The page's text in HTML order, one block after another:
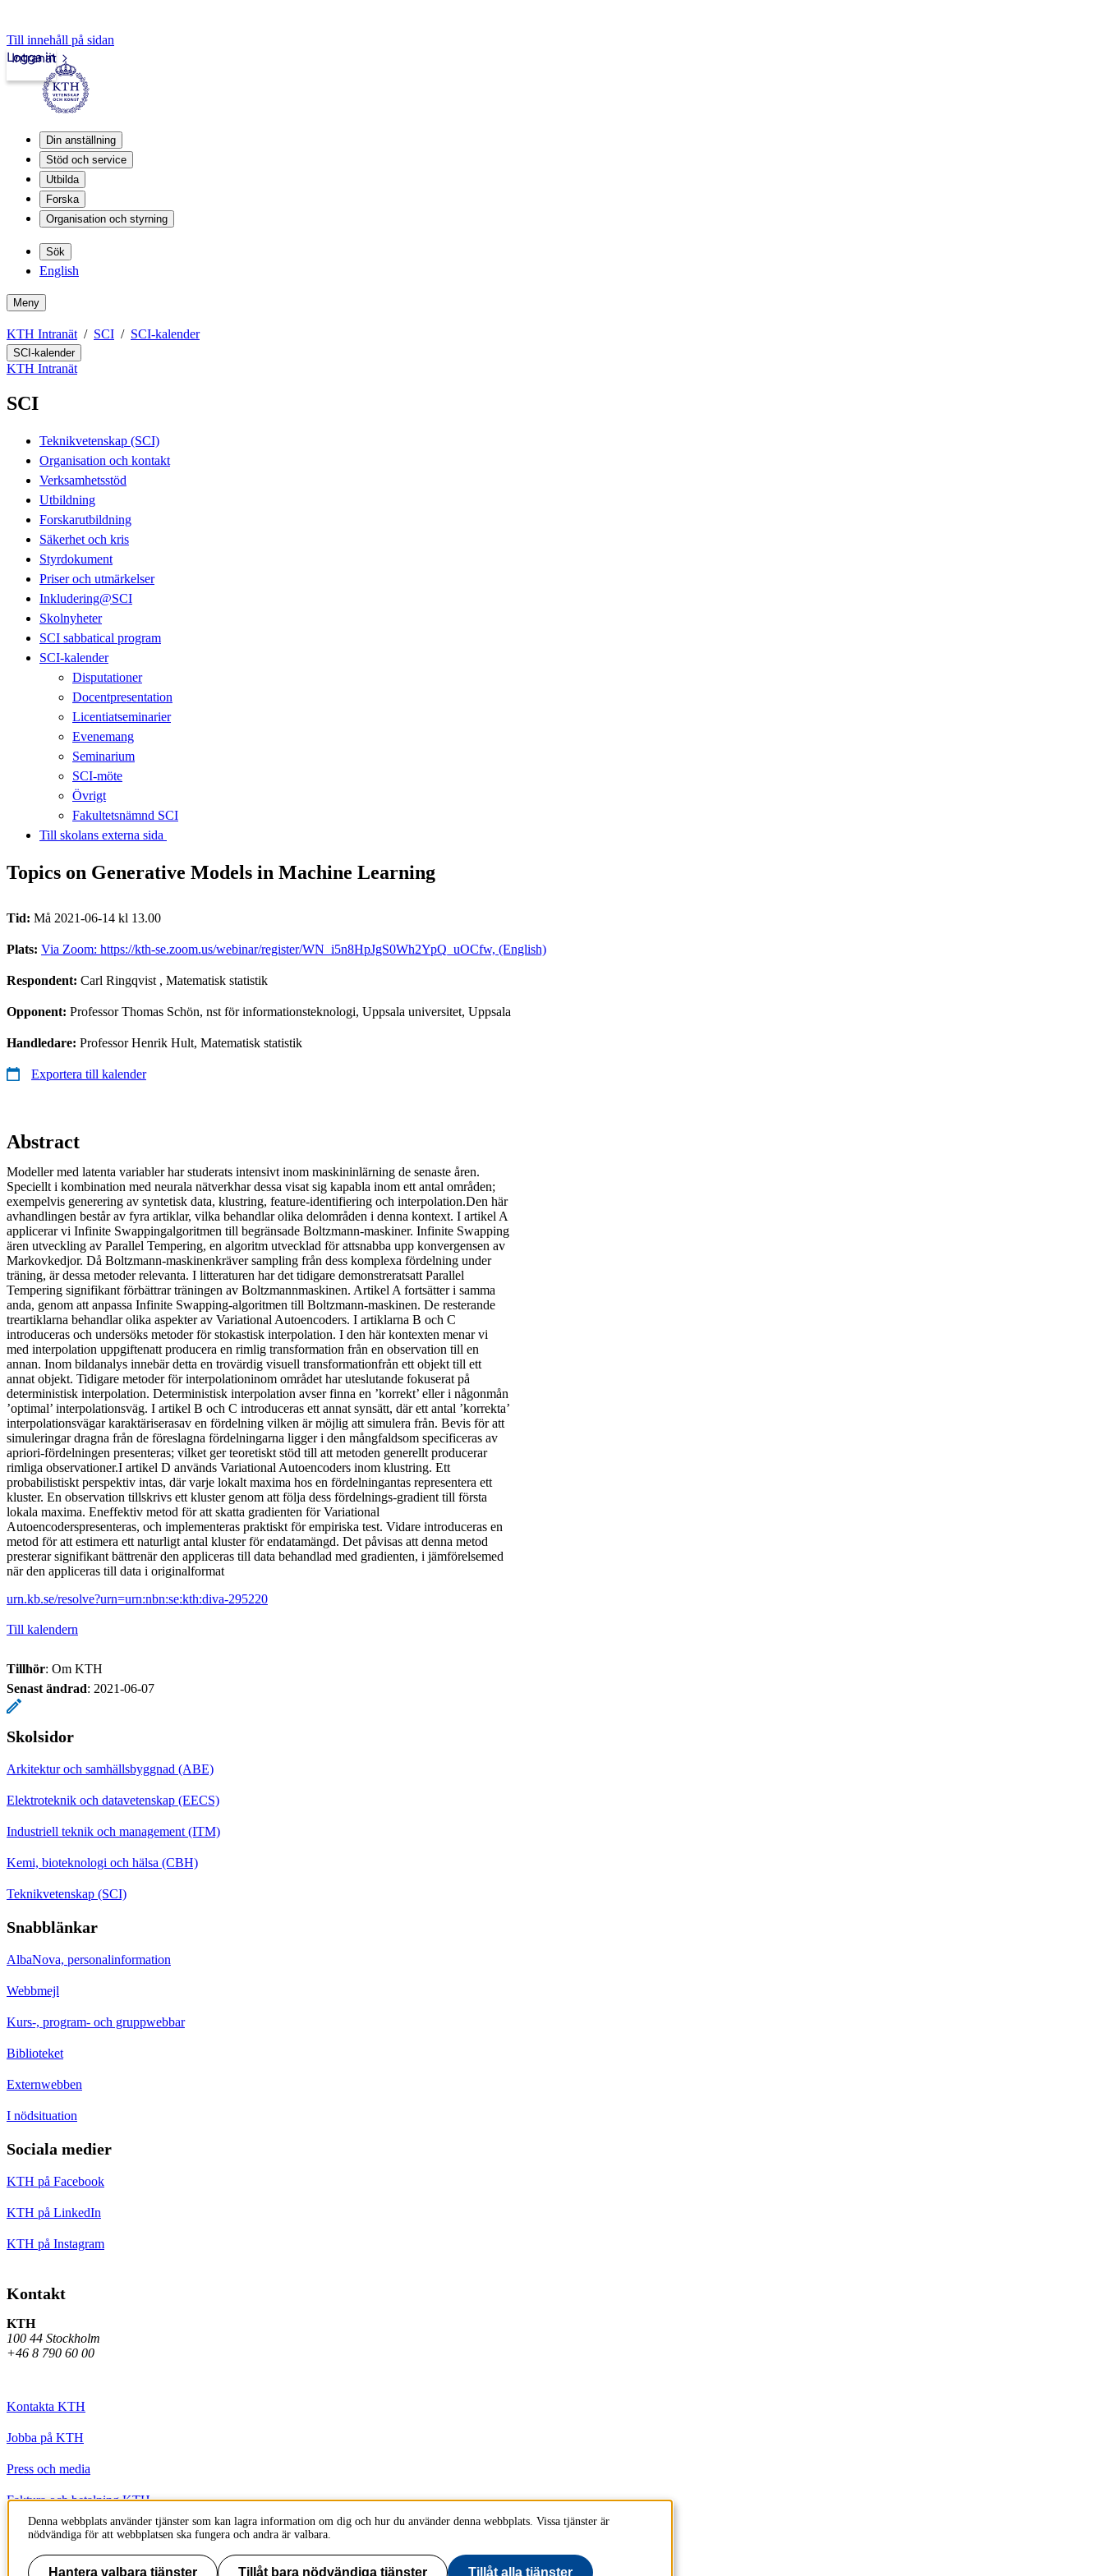
Till innehåll på sidan
Intranät
Logga in
Din anställning
Stöd och service
Utbilda
Forska
Organisation och styrning
Sök
English
Meny
KTH Intranät SCI SCI-kalender
SCI-kalender
KTH Intranät
SCI
Teknikvetenskap (SCI)
Organisation och kontakt
Verksamhetsstöd
Utbildning
Forskarutbildning
Säkerhet och kris
Styrdokument
Priser och utmärkelser
Inkludering@SCI
Skolnyheter
SCI sabbatical program
SCI-kalender
Disputationer
Docentpresentation
Licentiatseminarier
Evenemang
Seminarium
SCI-möte
Övrigt
Fakultetsnämnd SCI
Till skolans externa sida​​​​​​​
Topics on Generative Models in Machine Learning
Tid: Må 2021-06-14 kl 13.00
Plats: Via Zoom: https://kth-se.zoom.us/webinar/register/WN_i5n8HpJgS0Wh2YpQ_uOCfw, (English)
Respondent: Carl Ringqvist , Matematisk statistik
Opponent: Professor Thomas Schön, nst för informationsteknologi, Uppsala universitet, Uppsala
Handledare: Professor Henrik Hult, Matematisk statistik
Exportera till kalender
Abstract
Modeller med latenta variabler har studerats intensivt inom maskininlärning de senaste åren.
Speciellt i kombination med neurala nätverkhar dessa visat sig kapabla inom ett antal områden;
exempelvis generering av syntetisk data, klustring, feature-identifiering och interpolation.Den här
avhandlingen består av fyra artiklar, vilka behandlar olika delområden i denna kontext. I artikel A
applicerar vi Infinite Swappingalgoritmen till begränsade Boltzmann-maskiner. Infinite Swapping
ären utveckling av Parallel Tempering, en algoritm utvecklad för attsnabba upp konvergensen av
Markovkedjor. Då Boltzmann-maskinenkräver sampling från dess komplexa fördelning under
träning, är dessa metoder relevanta. I litteraturen har det tidigare demonstreratsatt Parallel
Tempering signifikant förbättrar träningen av Boltzmannmaskinen. Artikel A fortsätter i samma
anda, genom att anpassa Infinite Swapping-algoritmen till Boltzmann-maskinen. De resterande
treartiklarna behandlar olika aspekter av Variational Autoencoders. I artiklarna B och C
introduceras och undersöks metoder för stokastisk interpolation. I den här kontexten menar vi
med interpolation uppgiftenatt producera en rimlig transformation från en observation till en
annan. Inom bildanalys innebär detta en trovärdig visuell transformationfrån ett objekt till ett
annat objekt. Tidigare metoder för interpolationinom området har uteslutande fokuserat på
deterministisk interpolation. Deterministisk interpolation avser finna en ’korrekt’ eller i någonmån
’optimal’ interpolationsväg. I artikel B och C introduceras ett annat synsätt, där ett antal ’korrekta’
interpolationsvägar karaktäriserasav en fördelning vilken är möjlig att simulera från. Bevis för att
simuleringar dragna från de föreslagna fördelningarna ligger i den mångfaldsom specificeras av
apriori-fördelningen presenteras; vilket ger teoretiskt stöd till att metoden generellt producerar
rimliga observationer.I artikel D används Variational Autoencoders inom klustring. Ett
probabilistiskt perspektiv intas, där varje lokalt maxima hos en fördelningantas representera ett
kluster. En observation tillskrivs ett kluster genom att följa dess fördelnings-gradient till första
lokala maxima. Eneffektiv metod för att skatta gradienten för Variational
Autoencoderspresenteras, och implementeras praktiskt för empiriska test. Vidare introduceras en
metod för att estimera ett naturligt antal kluster för endatamängd. Det påvisas att denna metod
presterar signifikant bättrenär den appliceras till data behandlad med gradienten, i jämförelsemed
när den appliceras till data i originalformat
urn.kb.se/resolve?urn=urn:nbn:se:kth:diva-295220
Till kalendern
Tillhör: Om KTH
Senast ändrad: 2021-06-07
Skolsidor
Arkitektur och samhällsbyggnad (ABE)
Elektroteknik och datavetenskap (EECS)
Industriell teknik och management (ITM)
Kemi, bioteknologi och hälsa (CBH)
Teknikvetenskap (SCI)
Snabblänkar
AlbaNova, personalinformation
Webbmejl
Kurs-, program- och gruppwebbar
Biblioteket
Externwebben
I nödsituation
Sociala medier
KTH på Facebook
KTH på LinkedIn
KTH på Instagram
Kontakt
KTH
100 44 Stockholm
+46 8 790 60 00
Kontakta KTH
Jobba på KTH
Press och media
Faktura och betalning KTH
Om KTH:s webbplatser
Tillgänglighetsredogörelse
Denna webbplats använder tjänster som kan lagra information om dig och hur du använder denna webbplats. Vissa tjänster är
nödvändiga för att webbplatsen ska fungera och andra är valbara.
Hantera valbara tjänster Tillåt bara nödvändiga tjänster Tillåt alla tjänster